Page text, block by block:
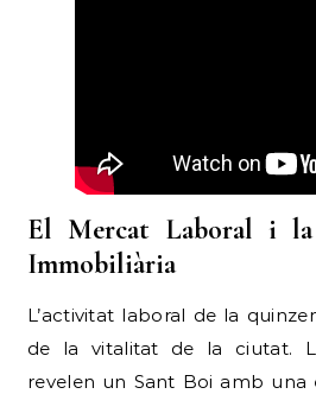
El Mercat Laboral i la
Immobiliària
L’activitat laboral de la
de la vitalitat de la ciutat.
revelen un Sant Boi amb una